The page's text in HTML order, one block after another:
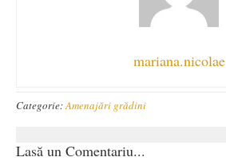
mariana.nicolae
Categorie:Amenajări grădini
Lasă un Comentariu...